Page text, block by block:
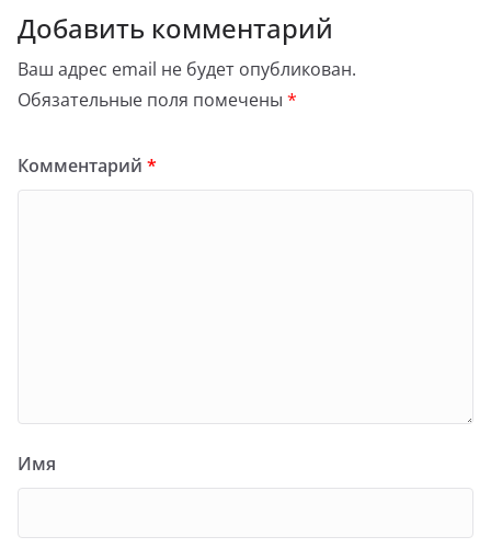
Добавить комментарий
Ваш адрес email не будет опубликован.
Обязательные поля помечены *
Комментарий *
Имя